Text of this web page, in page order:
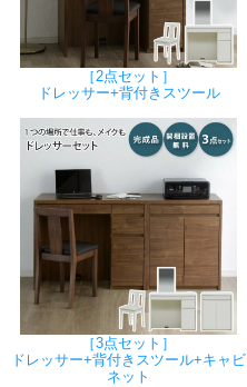
［2点セット］
ドレッサー+背付きスツール
［3点セット］
ドレッサー+背付きスツール+キャビ
ネット